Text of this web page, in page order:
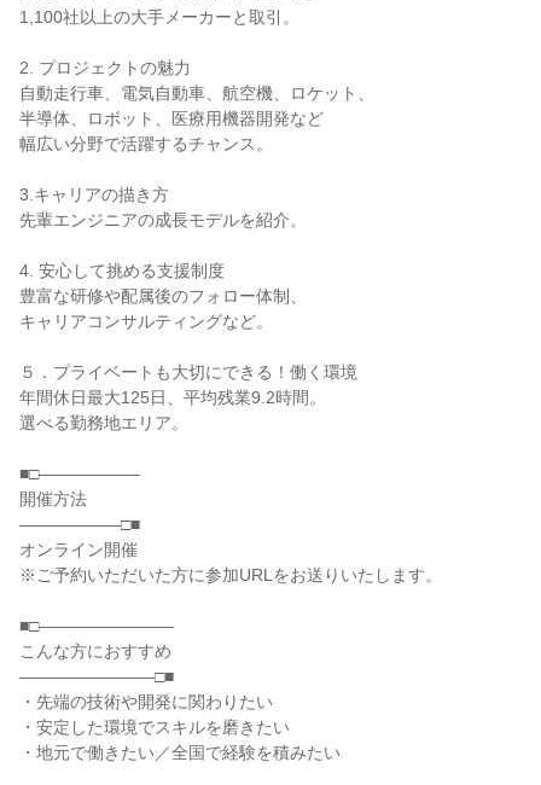
1,100社以上の大手メーカーと取引。
2. プロジェクトの魅力
自動走行車、電気自動車、航空機、ロケット、
半導体、ロボット、医療用機器開発など
幅広い分野で活躍するチャンス。
3.キャリアの描き方
先輩エンジニアの成長モデルを紹介。
4. 安心して挑める支援制度
豊富な研修や配属後のフォロー体制、
キャリアコンサルティングなど。
５．プライベートも大切にできる！働く環境
年間休日最大125日、平均残業9.2時間。
選べる勤務地エリア。
■□――――――
開催方法
――――――□■
オンライン開催
※ご予約いただいた方に参加URLをお送りいたします。
■□――――――――
こんな方におすすめ
――――――――□■
・先端の技術や開発に関わりたい
・安定した環境でスキルを磨きたい
・地元で働きたい／全国で経験を積みたい